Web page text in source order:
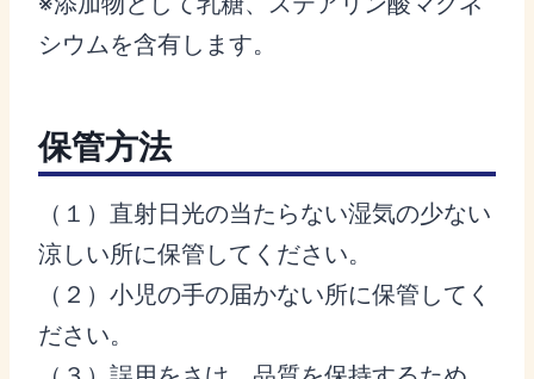
シウムを含有します。
保管方法
（１）直射日光の当たらない湿気の少ない
涼しい所に保管してください。
（２）小児の手の届かない所に保管してく
ださい。